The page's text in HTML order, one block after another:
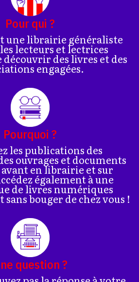
Pour qui ?
une librairie généraliste
lecteurs et lectrices
découvrir des livres et des
engagées.
Pourquoi ?
les publications des
ouvrages et documents
en librairie et sur
également à une
de livres numériques
bouger de chez vous !
question ?